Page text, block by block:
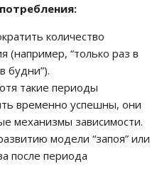
количество
(например, “только раз в
будни”).
такие периоды
временно успешны, они
механизмы зависимости.
модели “запоя” или
после периода